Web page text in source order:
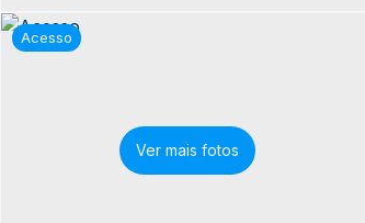
Acesso